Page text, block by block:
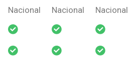
Nacional Criança Prótese
Nacional Nacional Nacional